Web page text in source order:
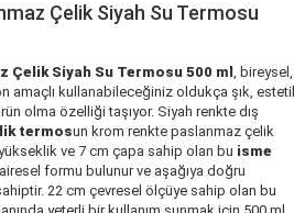
Çelik Siyah Su Termosu
Çelik Siyah Su Termosu 500 ml , bireysel,
amaçlı kullanabileceğiniz oldukça şık,
olma özelliği taşıyor. Siyah renkte dış
termosun krom renkte paslanmaz çelik
ve 7 cm çapa sahip olan bu isme
formu bulunur ve aşağıya doğru
22 cm çevresel ölçüye sahip olan bu
yeterli bir kullanım sunmak için 500 ml